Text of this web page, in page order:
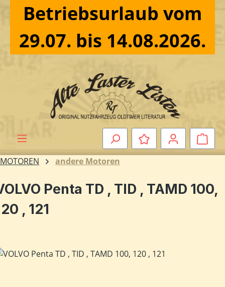
Zum Hauptinhalt springen
Betriebsurlaub vom
29.07. bis 14.08.2026.
MOTOREN andere Motoren
Penta TD , TID , TAMD 100,
, 121
überspringen